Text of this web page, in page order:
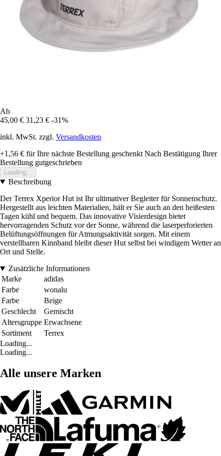
Ab
45,00 € 31,23 € -31%
inkl. MwSt. zzgl. Versandkosten
+1,56 € für Ihre nächste Bestellung geschenkt Nach Bestätigung Ihrer
Bestellung gutgeschrieben
Loading...
Beschreibung
Der Terrex Xperior Hut ist Ihr ultimativer Begleiter für Sonnenschutz.
Hergestellt aus leichten Materialien, hält er Sie auch an den heißesten
Tagen kühl und bequem. Das innovative Visierdesign bietet
hervorragenden Schutz vor der Sonne, während die laserperforierten
Belüftungsöffnungen für Atmungsaktivität sorgen. Mit einem
verstellbaren Kinnband bleibt dieser Hut selbst bei windigem Wetter an
Ort und Stelle.
Zusätzliche Informationen
Marke
adidas
Farbe
wonalu
Farbe
Beige
Geschlecht
Gemischt
Altersgruppe Erwachsene
Sortiment
Terrex
Loading...
Loading...
Alle unsere Marken